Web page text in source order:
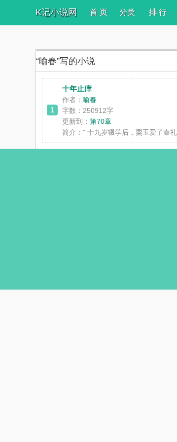
K记小说网 首 页 分类 排 行
“喻春”写的小说
1
十年止痒
作者： 喻春
字数：250912字
更新到： 第70章
简介： " 十九岁辍学后，粟玉爱了秦